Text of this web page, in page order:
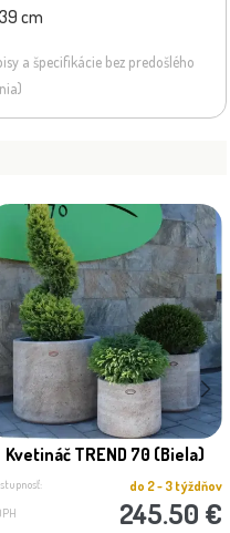
cm
a špecifikácie bez predošlého
Kvetináč TREND 70 (Biela)
do 2 - 3 týždňov
245.50 €